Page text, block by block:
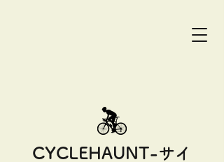
CYCLEHAUNT-サイ